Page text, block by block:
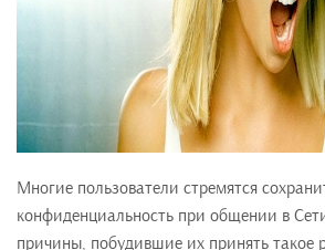
Многие пользователи стремятся
конфиденциальность при общении в
причины, побудившие их принять такое